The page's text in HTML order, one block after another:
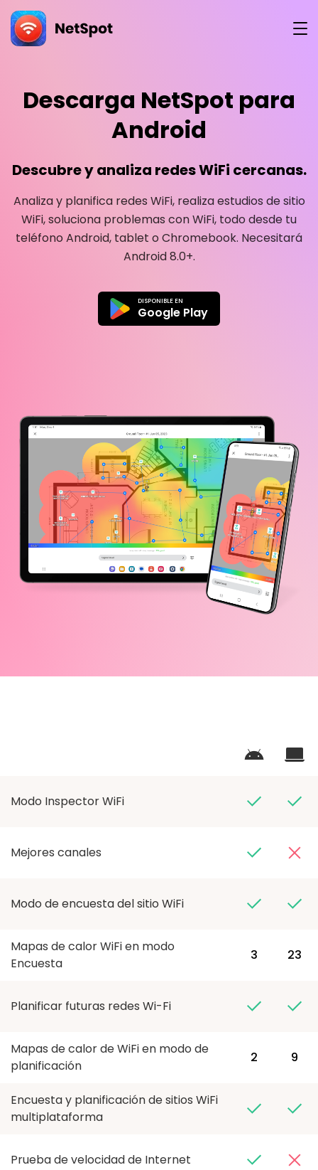
Descarga NetSpot para
Android
Descubre y analiza redes WiFi cercanas.
Analiza y planifica redes WiFi, realiza estudios de sitio
WiFi, soluciona problemas con WiFi, todo desde tu
teléfono Android, tablet o Chromebook. Necesitará
Android 8.0+.
DISPONIBLE EN
Google Play
Modo Inspector WiFi
Mejores canales
Modo de encuesta del sitio WiFi
Mapas de calor WiFi en modo
Encuesta
3 23
Planificar futuras redes Wi-Fi
Mapas de calor de WiFi en modo de
planificación
2 9
Encuesta y planificación de sitios WiFi
multiplataforma
Prueba de velocidad de Internet